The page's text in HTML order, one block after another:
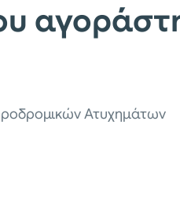
Ατυχημάτων